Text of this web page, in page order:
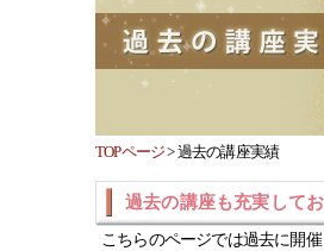
TOPページ>過去の講座実績
過去の講座も充実して
こちらのページでは過去に開